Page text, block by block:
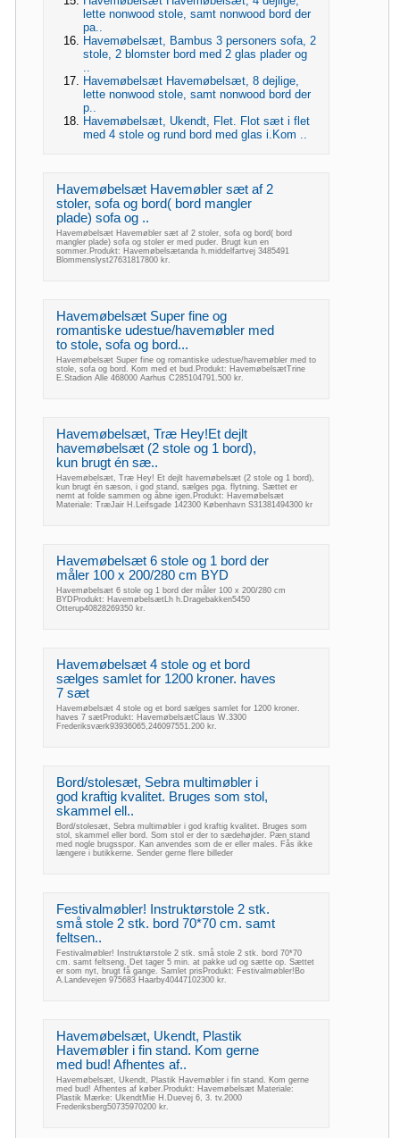
lette nonwood stole, samt nonwood bord der
pa..
Havemøbelsæt, Bambus 3 personers sofa, 2
stole, 2 blomster bord med 2 glas plader og
..
Havemøbelsæt Havemøbelsæt, 8 dejlige,
lette nonwood stole, samt nonwood bord der
p..
Havemøbelsæt, Ukendt, Flet. Flot sæt i flet
med 4 stole og rund bord med glas i.Kom ..
Havemøbelsæt Havemøbler sæt af 2
stoler, sofa og bord( bord mangler
plade) sofa og ..
Havemøbelsæt Havemøbler sæt af 2 stoler, sofa og bord( bord
mangler plade) sofa og stoler er med puder. Brugt kun en
sommer.Produkt: Havemøbelsætanda h.middelfartvej 3485491
Blommenslyst27631817800 kr.
Havemøbelsæt Super fine og
romantiske udestue/havemøbler med
to stole, sofa og bord...
Havemøbelsæt Super fine og romantiske udestue/havemøbler med to
stole, sofa og bord. Kom med et bud.Produkt: HavemøbelsætTrine
E.Stadion Alle 468000 Aarhus C285104791.500 kr.
Havemøbelsæt, Træ Hey!Et dejlt
havemøbelsæt (2 stole og 1 bord),
kun brugt én sæ..
Havemøbelsæt, Træ Hey! Et dejlt havemøbelsæt (2 stole og 1 bord),
kun brugt én sæson, i god stand, sælges pga. flytning. Sættet er
nemt at folde sammen og åbne igen.Produkt: Havemøbelsæt
Materiale: TræJair H.Leifsgade 142300 København S31381494300 kr
Havemøbelsæt 6 stole og 1 bord der
måler 100 x 200/280 cm BYD
Havemøbelsæt 6 stole og 1 bord der måler 100 x 200/280 cm
BYDProdukt: HavemøbelsætLh h.Dragebakken5450
Otterup40828269350 kr.
Havemøbelsæt 4 stole og et bord
sælges samlet for 1200 kroner. haves
7 sæt
Havemøbelsæt 4 stole og et bord sælges samlet for 1200 kroner.
haves 7 sætProdukt: HavemøbelsætClaus W.3300
Frederiksværk93936065,246097551.200 kr.
Bord/stolesæt, Sebra multimøbler i
god kraftig kvalitet. Bruges som stol,
skammel ell..
Bord/stolesæt, Sebra multimøbler i god kraftig kvalitet. Bruges som
stol, skammel eller bord. Som stol er der to sædehøjder. Pæn stand
med nogle brugsspor. Kan anvendes som de er eller males. Fås ikke
længere i butikkerne. Sender gerne flere billeder
Festivalmøbler! Instruktørstole 2 stk.
små stole 2 stk. bord 70*70 cm. samt
feltsen..
Festivalmøbler! Instruktørstole 2 stk. små stole 2 stk. bord 70*70
cm. samt feltseng. Det tager 5 min. at pakke ud og sætte op. Sættet
er som nyt, brugt få gange. Samlet prisProdukt: Festivalmøbler!Bo
A.Landevejen 975683 Haarby40447102300 kr.
Havemøbelsæt, Ukendt, Plastik
Havemøbler i fin stand. Kom gerne
med bud! Afhentes af..
Havemøbelsæt, Ukendt, Plastik Havemøbler i fin stand. Kom gerne
med bud! Afhentes af køber.Produkt: Havemøbelsæt Materiale:
Plastik Mærke: UkendtMie H.Duevej 6, 3. tv.2000
Frederiksberg50735970200 kr.